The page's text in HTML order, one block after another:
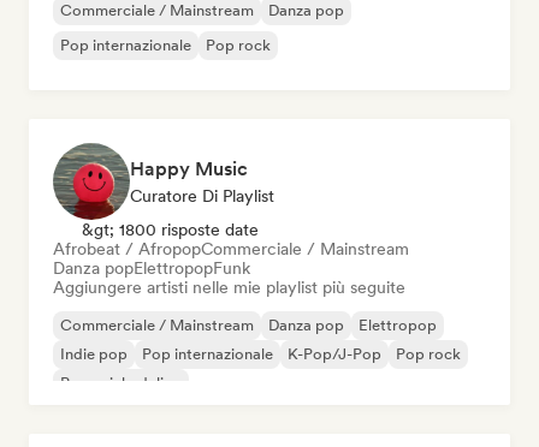
Commerciale / Mainstream
Danza pop
Pop internazionale
Pop rock
Happy Music
Curatore Di Playlist
&gt; 1800 risposte date
Afrobeat / AfropopCommerciale / Mainstream
Danza popElettropopFunk
Aggiungere artisti nelle mie playlist più seguite
Commerciale / Mainstream Danza pop
Elettropop
Indie pop
Pop internazionale K-Pop/J-Pop
Pop rock
Pop psichedelico